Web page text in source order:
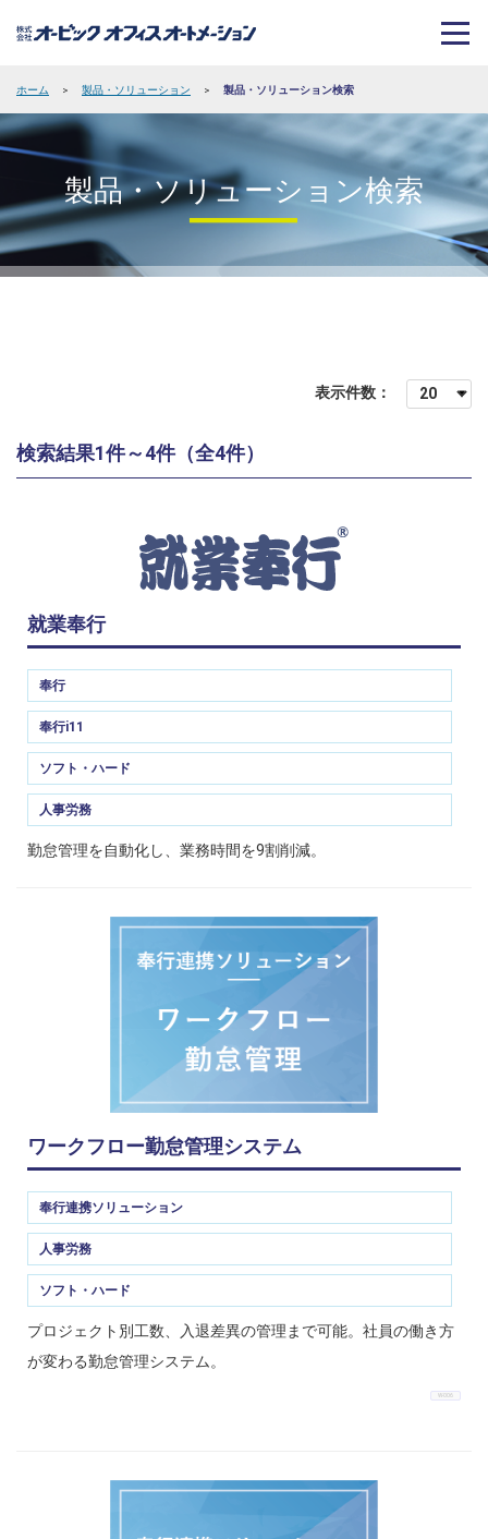
ホーム > 製品・ソリューション > 製品・ソリューション検索
製品・ソリューション検索
表示件数：
検索結果1件～4件（全4件）
就業奉行
奉行
奉行i11
ソフト・ハード
人事労務
勤怠管理を自動化し、業務時間を9割削減。
ワークフロー勤怠管理システム
奉行連携ソリューション
人事労務
ソフト・ハード
プロジェクト別工数、入退差異の管理まで可能。社員の働き方
が変わる勤怠管理システム。
W-006